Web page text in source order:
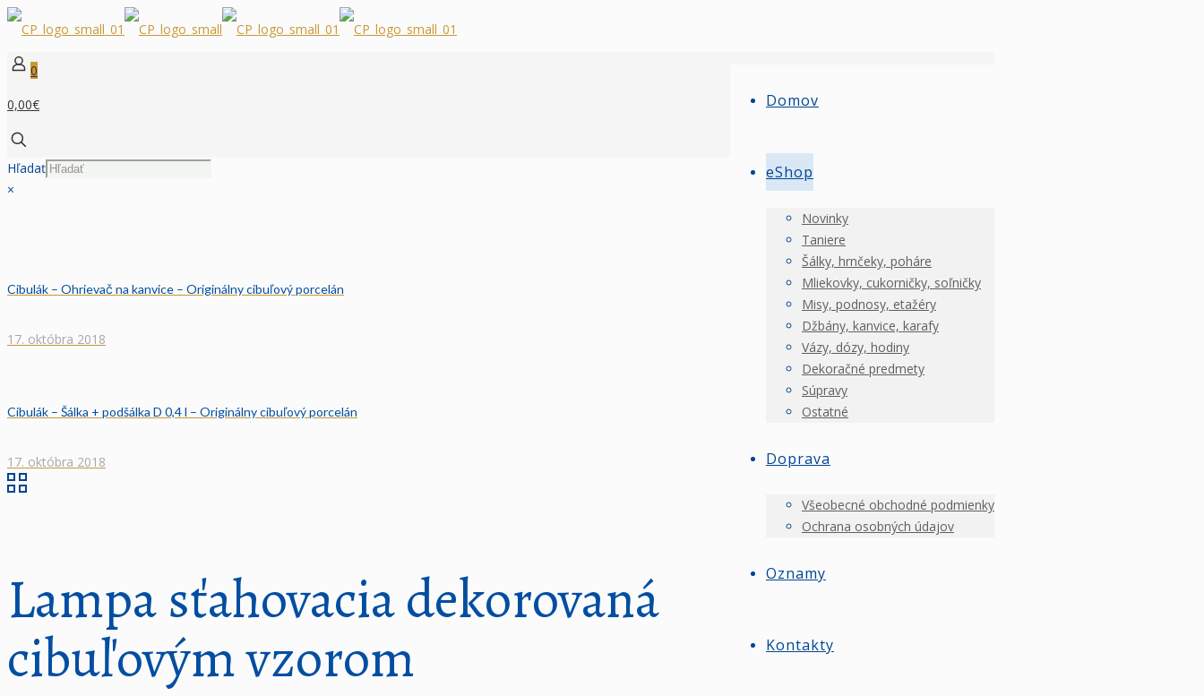
Domov
eShop
Novinky
Taniere
Šálky, hrnčeky, poháre
Mliekovky, cukorničky, soľničky
Misy, podnosy, etažéry
Džbány, kanvice, karafy
Vázy, dózy, hodiny
Dekoračné predmety
Súpravy
Ostatné
Doprava
Všeobecné obchodné podmienky
Ochrana osobných údajov
Oznamy
Kontakty
0
0,00€
Hľadať
×
Cibulák – Ohrievač na kanvice – Originálny cibuľový porcelán
17. októbra 2018
Cibulák – Šálka + podšálka D 0,4 l – Originálny cibuľový porcelán
17. októbra 2018
Lampa sťahovacia dekorovaná
cibuľovým vzorom